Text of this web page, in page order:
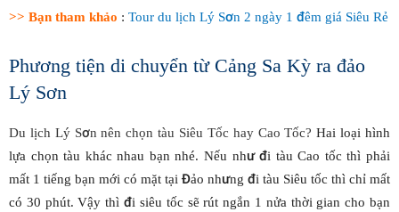
>> Bạn tham khảo : Tour du lịch Lý Sơn 2 ngày 1 đêm giá Siêu Rẻ
Phương tiện di chuyển từ Cảng Sa Kỳ ra đảo
Lý Sơn
Du lịch Lý Sơn nên chọn tàu Siêu Tốc hay Cao Tốc?Hai loại hình
lựa chọn tàu khác nhau bạn nhé. Nếu như đi tàu Cao tốc thì phải
mất 1 tiếng bạn mới có mặt tại Đảo nhưng đi tàu Siêu tốc thì chỉ mất
có 30 phút. Vậy thì đi siêu tốc sẽ rút ngắn 1 nửa thời gian cho bạn